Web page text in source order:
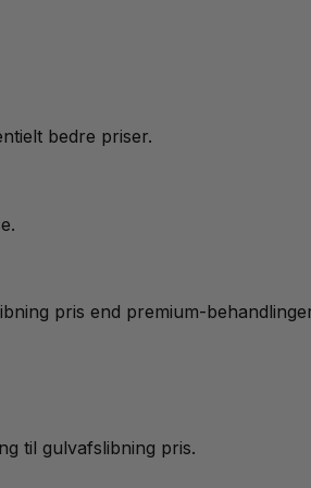
bedre priser.
pris end premium-
til gulvafslibning pris.